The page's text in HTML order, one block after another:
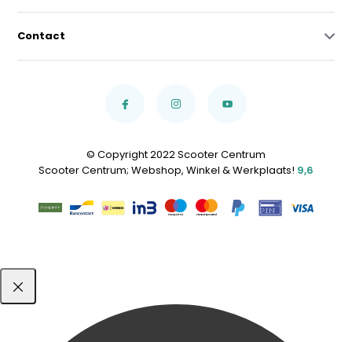
Contact
© Copyright 2022 Scooter Centrum
Scooter Centrum; Webshop, Winkel & Werkplaats! 9,6